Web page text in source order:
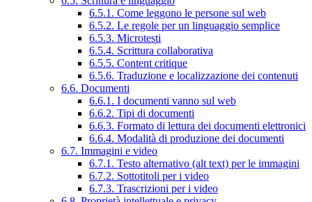
6.5.1. Come leggono le persone sul web
6.5.2. Le regole per un linguaggio semplice
6.5.3. Microtesti
6.5.4. Scrittura collaborativa
6.5.5. Content critique
6.5.6. Traduzione e localizzazione dei contenuti
6.6. Documenti
6.6.1. I documenti vanno sul web
6.6.2. Tipi di documenti
6.6.3. Formato di lettura dei documenti elettronici
6.6.4. Modalità di produzione dei documenti
6.7. Immagini e video
6.7.1. Testo alternativo (alt text) per le immagini
6.7.2. Sottotitoli per i video
6.7.3. Trascrizioni per i video